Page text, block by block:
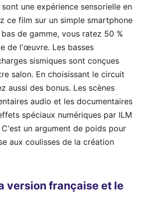
une expérience sensorielle en
ce film sur un simple smartphone
de gamme, vous ratez 50 %
de l'œuvre. Les basses
sismiques sont conçues
salon. En choisissant le circuit
aussi des bonus. Les scènes
audio et les documentaires
spéciaux numériques par ILM
un argument de poids pour
aux coulisses de la création
version française et le